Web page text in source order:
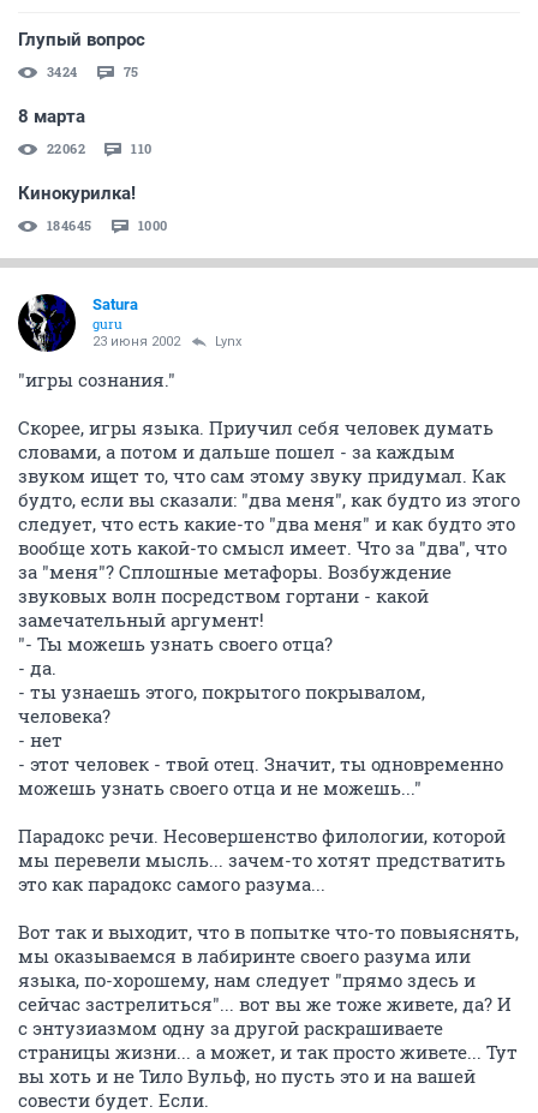
Глупый вопрос
3424 75
8 марта
22062 110
Кинокурилка!
184645 1000
Satura
guru
23 июня 2002 Lynx
"игры сознания."
Скорее, игры языка. Приучил себя человек думать
словами, а потом и дальше пошел - за каждым
звуком ищет то, что сам этому звуку придумал. Как
будто, если вы сказали: "два меня", как будто из этого
следует, что есть какие-то "два меня" и как будто это
вообще хоть какой-то смысл имеет. Что за "два", что
за "меня"? Сплошные метафоры. Возбуждение
звуковых волн посредством гортани - какой
замечательный аргумент!
"- Ты можешь узнать своего отца?
- да.
- ты узнаешь этого, покрытого покрывалом,
человека?
- нет
- этот человек - твой отец. Значит, ты одновременно
можешь узнать своего отца и не можешь..."
Парадокс речи. Несовершенство филологии, которой
мы перевели мысль... зачем-то хотят предстватить
это как парадокс самого разума...
Вот так и выходит, что в попытке что-то повыяснять,
мы оказываемся в лабиринте своего разума или
языка, по-хорошему, нам следует "прямо здесь и
сейчас застрелиться"... вот вы же тоже живете, да? И
с энтузиазмом одну за другой раскрашиваете
страницы жизни... а может, и так просто живете... Тут
вы хоть и не Тило Вульф, но пусть это и на вашей
совести будет. Если.